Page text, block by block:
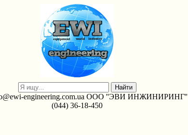
engineering.com.ua ООО ''ЭВИ ИНЖИНИРИНГ''
(044) 36-18-450